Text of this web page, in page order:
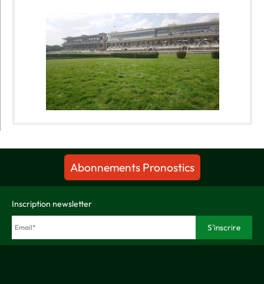
Abonnements Pronostics
Inscription newsletter